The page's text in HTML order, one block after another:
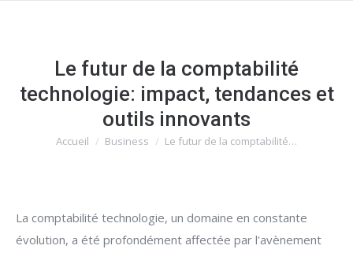
Le futur de la comptabilité
technologie: impact, tendances et
outils innovants
Vous êtes ici :
Accueil Business Le futur de la comptabilité…
La comptabilité technologie, un domaine en constante
évolution, a été profondément affectée par l'avènement